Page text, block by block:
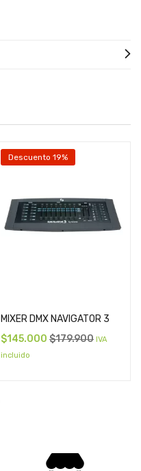
Descuento 19%
MIXER DMX NAVIGATOR 3
$145.000 $179.900 IVA
incluido